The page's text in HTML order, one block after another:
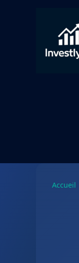
Accueil